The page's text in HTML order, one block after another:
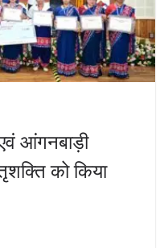
आंगनबाड़ी
को किया